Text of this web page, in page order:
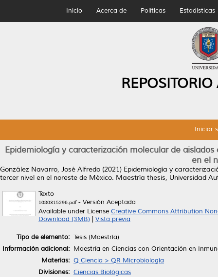
Inicio Acerca de Políticas Estadísticas
Iniciar
Epidemiología y caracterización molecular de
en el
González Navarro, José Alfredo (2021) Epidemiología y
tercer nivel en el noreste de México. Maestría thesis, Universidad
Texto
1080315296.pdf- Versión Aceptada
Available under License Creative Commons Attribution
Download (3MB)
Vista previa
Tipo de elemento: Tesis (Maestría)
Información adicional: Maestría en Ciencias con Orientación en
Materias: Q Ciencia > QR Microbiología
Divisiones: Ciencias Biológicas